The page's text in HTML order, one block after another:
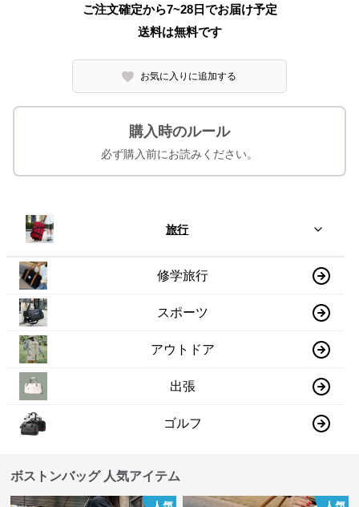
ご注文確定から7~28日でお届け予定
送料は無料です
お気に入りに追加する
購入時のルール
必ず購入前にお読みください。
旅行
修学旅行
スポーツ
アウトドア
出張
ゴルフ
ボストンバッグ 人気アイテム